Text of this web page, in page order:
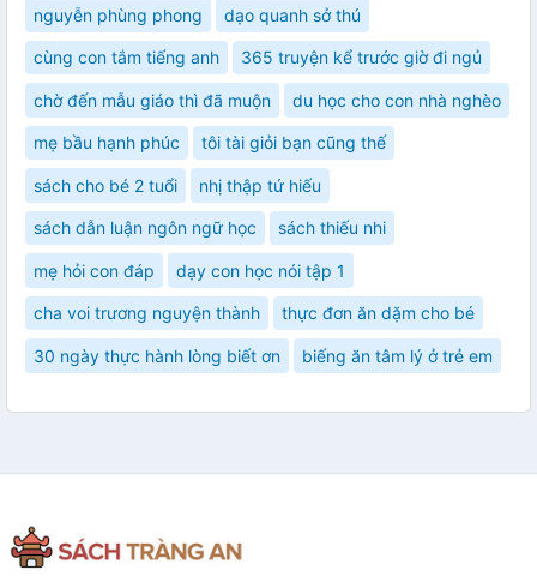
nguyễn phùng phong dạo quanh sở thú
cùng con tắm tiếng anh 365 truyện kể trước giờ đi ngủ
chờ đến mẫu giáo thì đã muộn du học cho con nhà nghèo
mẹ bầu hạnh phúc tôi tài giỏi bạn cũng thế
sách cho bé 2 tuổi nhị thập tứ hiếu
sách dẫn luận ngôn ngữ học sách thiếu nhi
mẹ hỏi con đáp dạy con học nói tập 1
cha voi trương nguyện thành thực đơn ăn dặm cho bé
30 ngày thực hành lòng biết ơn biếng ăn tâm lý ở trẻ em